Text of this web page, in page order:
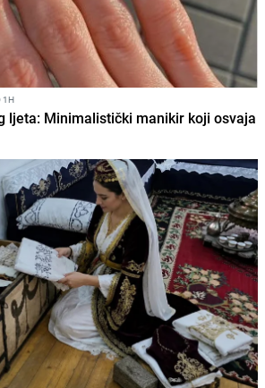
1H
ljeta: Minimalistički manikir koji osvaja